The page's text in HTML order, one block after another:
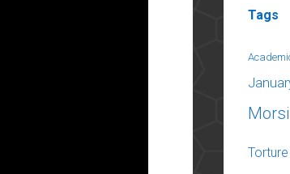
Tags
Morsi
Torture